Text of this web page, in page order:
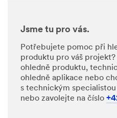
Jsme tu pro vás.
Potřebujete pomoc při
produktu pro váš
ohledně produktu,
ohledně aplikace nebo
s technickým
nebo zavolejte na číslo